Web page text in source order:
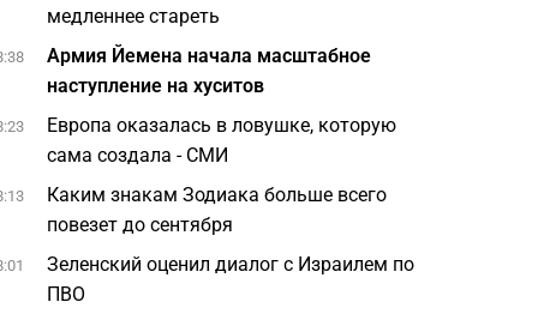
медленнее стареть
Армия Йемена начала масштабное
наступление на хуситов
Европа оказалась в ловушке, которую
сама создала - СМИ
Каким знакам Зодиака больше всего
повезет до сентября
Зеленский оценил диалог с Израилем по
ПВО